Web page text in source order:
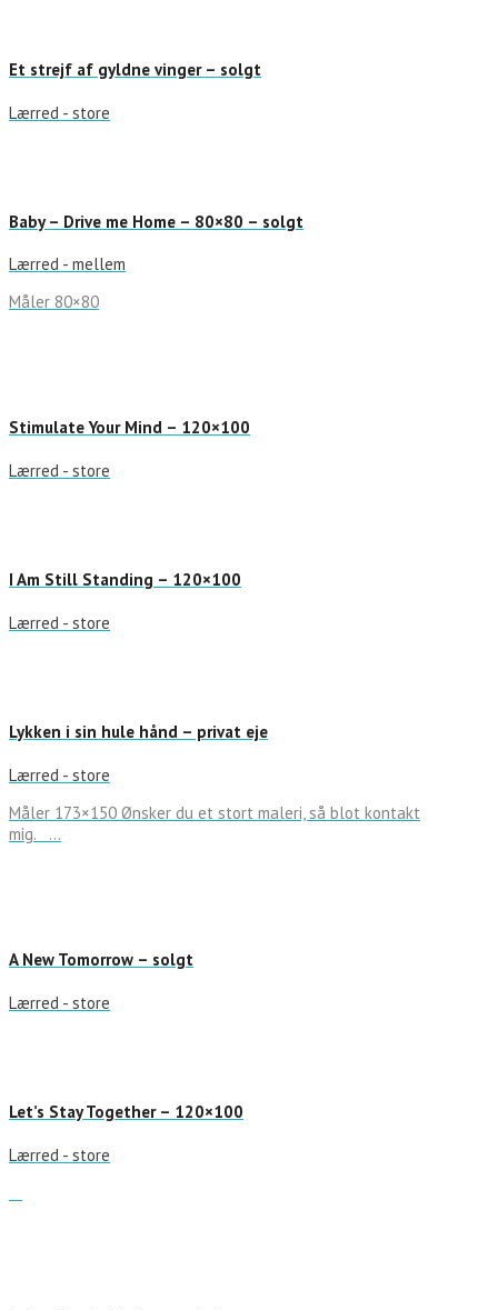
Et strejf af gyldne vinger – solgt
Lærred - store
Baby – Drive me Home – 80×80 – solgt
Lærred - mellem
Måler 80×80
Stimulate Your Mind – 120×100
Lærred - store
I Am Still Standing – 120×100
Lærred - store
Lykken i sin hule hånd – privat eje
Lærred - store
Måler 173×150 Ønsker du et stort maleri, så blot kontakt
mig. …
A New Tomorrow – solgt
Lærred - store
Let’s Stay Together – 120×100
Lærred - store